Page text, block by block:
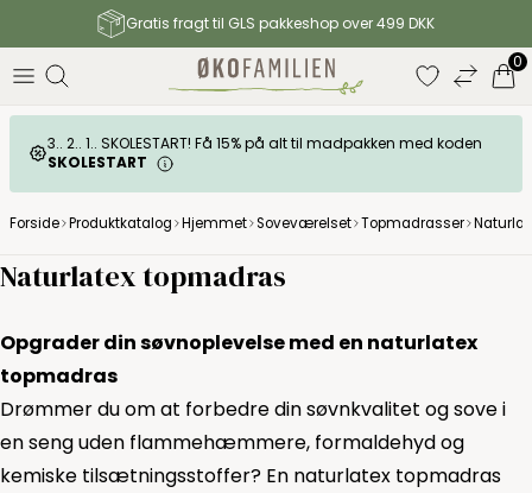
Gratis fragt til GLS pakkeshop over 499 DKK
0
3.. 2.. 1.. SKOLESTART! Få 15% på alt til madpakken med koden
SKOLESTART
Forside Produktkatalog Hjemmet Soveværelset Topmadrasser
Naturlatex topmadras
Opgrader din søvnoplevelse med en naturlatex
topmadras
Drømmer du om at forbedre din søvnkvalitet og sove i
en seng uden flammehæmmere, formaldehyd og
kemiske tilsætningsstoffer? En naturlatex topmadras